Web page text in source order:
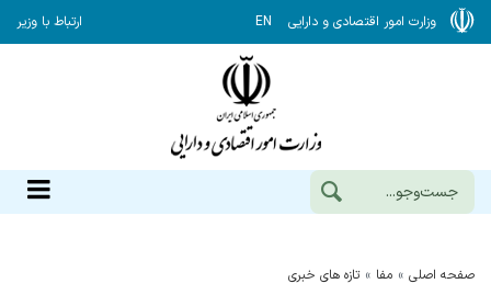
وزارت امور اقتصادی و دارایی EN ارتباط با وزیر
صفحه اصلی مفا تازه های خبری